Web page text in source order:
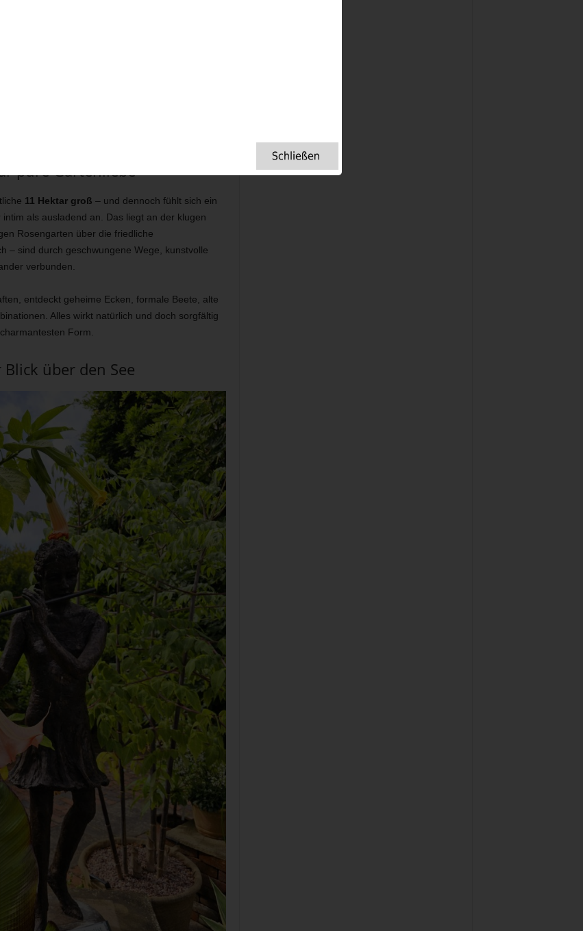
pure Gartenliebe
11 Hektar groß – und dennoch fühlt sich ein
als ausladend an. Das liegt an der klugen
Rosengarten über die friedliche
– sind durch geschwungene Wege, kunstvolle
verbunden.
entdeckt geheime Ecken, formale Beete, alte
Alles wirkt natürlich und doch sorgfältig
Form.
über den See